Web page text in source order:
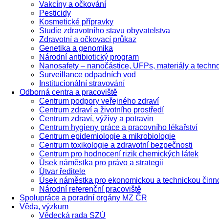
Vakcíny a očkování
Pesticidy
Kosmetické přípravky
Studie zdravotního stavu obyvatelstva
Zdravotní a očkovací průkaz
Genetika a genomika
Národní antibiotický program
Nanosafety – nanočástice, UFPs, materiály a
Surveillance odpadních vod
Institucionální stravování
Odborná centra a pracoviště
Centrum podpory veřejného zdraví
Centrum zdraví a životního prostředí
Centrum zdraví, výživy a potravin
Centrum hygieny práce a pracovního lékařství
Centrum epidemiologie a mikrobiologie
Centrum toxikologie a zdravotní bezpečnosti
Centrum pro hodnocení rizik chemických látek
Úsek náměstka pro právo a strategii
Útvar ředitele
Úsek náměstka pro ekonomickou a technickou
Národní referenční pracoviště
Spolupráce a poradní orgány MZ ČR
Věda, výzkum
Vědecká rada SZÚ